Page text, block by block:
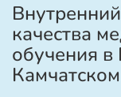
качества
обучения в
Камчатском